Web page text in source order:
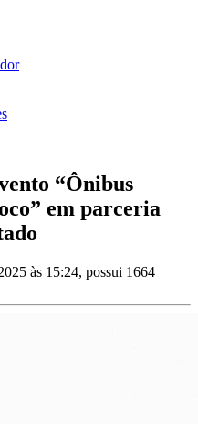
“Ônibus
em parceria
às 15:24, possui 1664